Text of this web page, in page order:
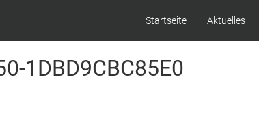
Startseite Aktuelles
1DBD9CBC85E0